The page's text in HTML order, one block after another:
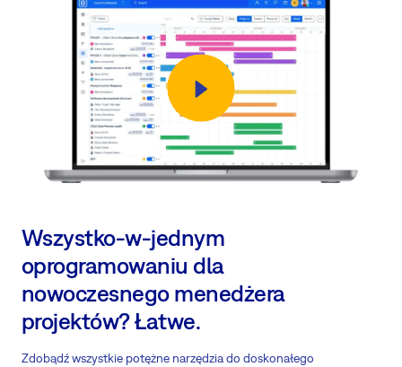
Wszystko-w-jednym
oprogramowaniu dla
nowoczesnego menedżera
projektów? Łatwe.
Zdobądź wszystkie potężne narzędzia do doskonałego